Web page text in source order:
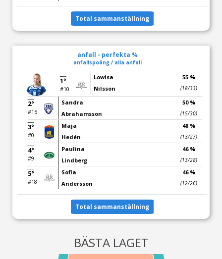
Total sammanställning
anfall - perfekta %
anfallspoäng / alla anfall
1°
#10
Lowisa
Nilsson
55 %
(18/33)
2°
#15
Sandra
Abrahamsson
50 %
(15/30)
3°
#0
Maja
Hedén
48 %
(13/27)
4°
#9
Paulina
Lindberg
46 %
(13/28)
5°
#18
Sofia
Andersson
46 %
(12/26)
Total sammanställning
BÄSTA LAGET